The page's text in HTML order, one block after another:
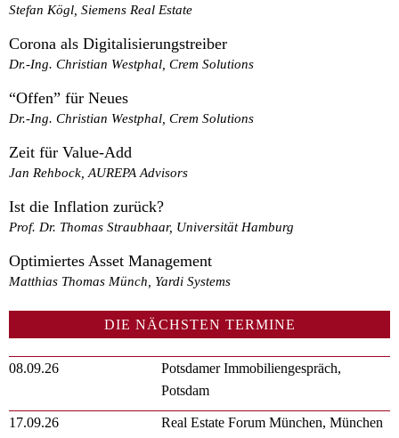
Stefan Kögl, Siemens Real Estate
Corona als Digitalisierungstreiber
Dr.-Ing. Christian Westphal, Crem Solutions
“Offen” für Neues
Dr.-Ing. Christian Westphal, Crem Solutions
Zeit für Value-Add
Jan Rehbock, AUREPA Advisors
Ist die Inflation zurück?
Prof. Dr. Thomas Straubhaar, Universität Hamburg
Optimiertes Asset Management
Matthias Thomas Münch, Yardi Systems
DIE NÄCHSTEN TERMINE
08.09.26
Potsdamer Immobiliengespräch,
Potsdam
17.09.26 Real Estate Forum München, München